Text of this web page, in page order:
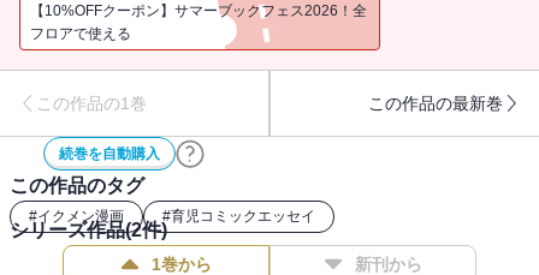
【10%OFFクーポン】サマーブックフェス2026！全
フロアで使える
この作品の1巻 この作品の最新巻
続巻を自動購入
この作品のタグ
#イクメン漫画 #育児コミックエッセイ
シリーズ作品(2件)
1巻から 新刊から